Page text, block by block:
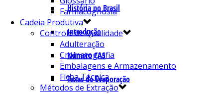
História no Brasil
Introdução
Número CAS
Taxas de Evaporação
Farmacognosia
Cadeia Produtiva
Controle de Qualidade
Adulteração
Cromatografia
Embalagens e Armazenamento
Ficha Técnica
Métodos de Extração